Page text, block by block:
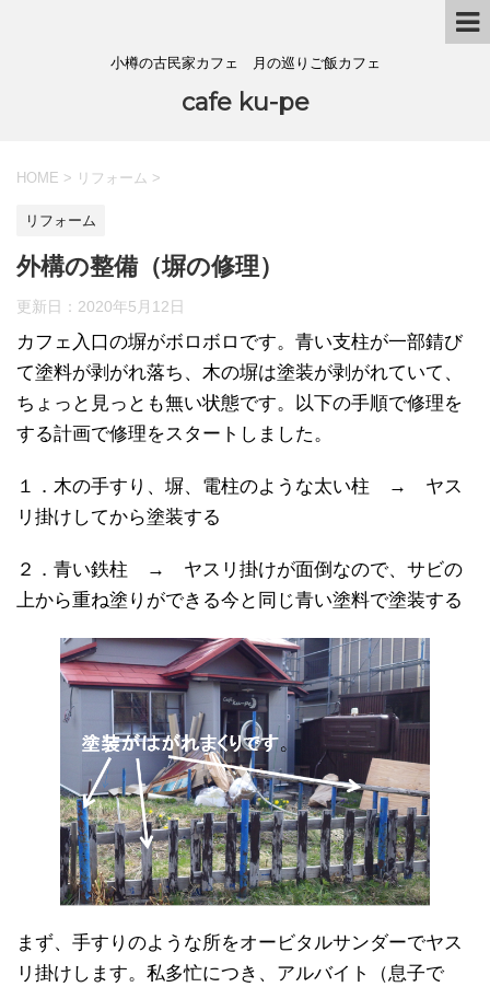
小樽の古民家カフェ 月の巡りご飯カフェ
cafe ku-pe
HOME > リフォーム >
リフォーム
外構の整備（塀の修理）
更新日： 2020年5月12日
カフェ入口の塀がボロボロです。青い支柱が一部錆び
て塗料が剥がれ落ち、木の塀は塗装が剥がれていて、
ちょっと見っとも無い状態です。以下の手順で修理を
する計画で修理をスタートしました。
１．木の手すり、塀、電柱のような太い柱 → ヤス
リ掛けしてから塗装する
２．青い鉄柱 → ヤスリ掛けが面倒なので、サビの
上から重ね塗りができる今と同じ青い塗料で塗装する
まず、手すりのような所をオービタルサンダーでヤス
リ掛けします。私多忙につき、アルバイト（息子で